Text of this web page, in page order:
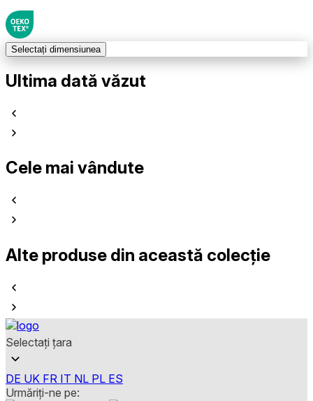
Selectați dimensiunea
Ultima dată văzut
Cele mai vândute
Alte produse din această colecție
Selectați țara
DE UK FR IT NL PL ES
Urmăriți-ne pe: